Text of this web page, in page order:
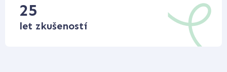
25
let zkušeností